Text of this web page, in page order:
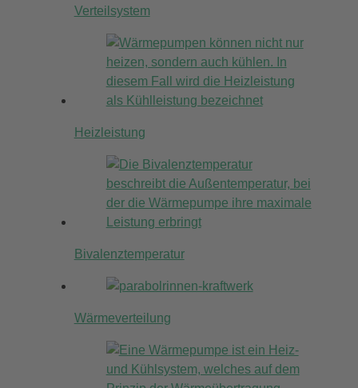
Verteilsystem
Heizleistung
Bivalenztemperatur
Wärmeverteilung